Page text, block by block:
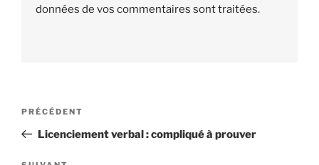
données de vos commentaires sont traitées.
Navigation
l’article
Article
précédent
PRÉCÉDENT
Licenciement verbal : compliqué à prouver